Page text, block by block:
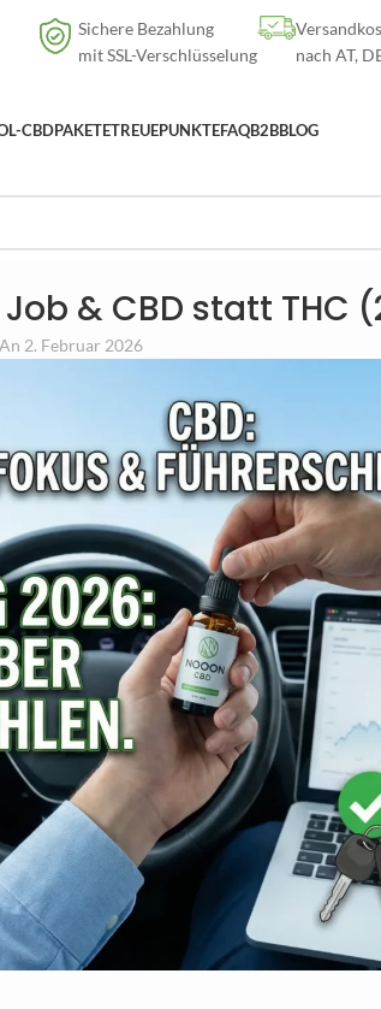
nach AT, DE ab50
Sichere Bezahlung
mit SSL-Verschlüsselung
nach AT,
CBDPAKETETREUEPUNKTEFAQB2BBLOG
& CBD statt THC
An 2. Februar 2026